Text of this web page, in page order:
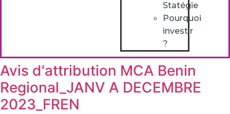
Statégie
Pourquoi
investir
?
Avis d'attribution MCA Benin
Regional_JANV A DECEMBRE
2023_FREN